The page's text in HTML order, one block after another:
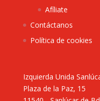
Afíliate
Contáctanos
Política de cookies
Izquierda Unida
Plaza de la Paz, 15